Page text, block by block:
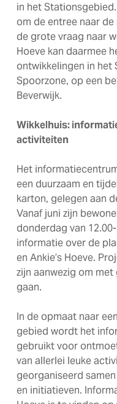
in het
om de entree naar
de grote vraag naar
Hoeve kan daarmee
ontwikkelingen in het
Spoorzone, op een
Beverwijk.
Wikkelhuis:
activiteiten
Het
een duurzaam en
karton, gelegen aan
Vanaf juni zijn
donderdag van
informatie over de
en Ankie’s Hoeve.
zijn aanwezig om
gaan.
In de opmaat naar
gebied wordt het
gebruikt voor
van allerlei leuke
georganiseerd
en initiatieven.